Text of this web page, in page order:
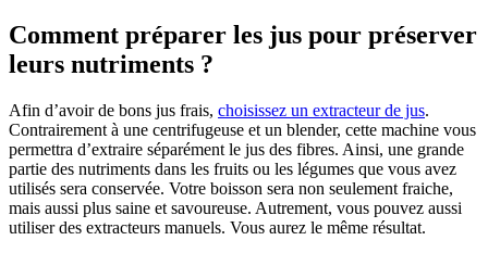
Comment préparer les jus pour préserver
leurs nutriments ?
Afin d’avoir de bons jus frais, choisissez un extracteur de jus.
Contrairement à une centrifugeuse et un blender, cette machine vous
permettra d’extraire séparément le jus des fibres. Ainsi, une grande
partie des nutriments dans les fruits ou les légumes que vous avez
utilisés sera conservée. Votre boisson sera non seulement fraiche,
mais aussi plus saine et savoureuse. Autrement, vous pouvez aussi
utiliser des extracteurs manuels. Vous aurez le même résultat.